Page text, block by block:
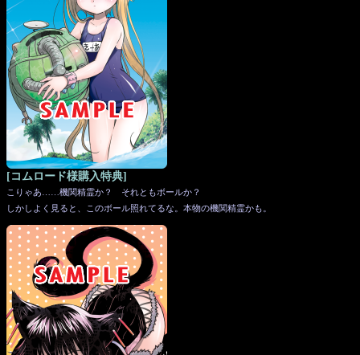
[コムロード様購入特典]
こりゃあ……機関精霊か？ それともボールか？
しかしよく見ると、このボール照れてるな。本物の機関精霊かも。